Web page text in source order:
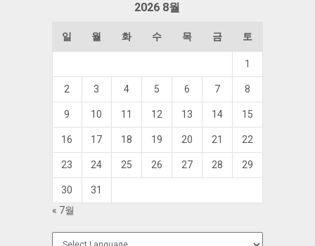
2026 8월
일 월 화 수 목 금 토
1
2 3 4 5 6 7 8
9 10 11 12 13 14 15
16 17 18 19 20 21 22
23 24 25 26 27 28 29
30
31
« 7월